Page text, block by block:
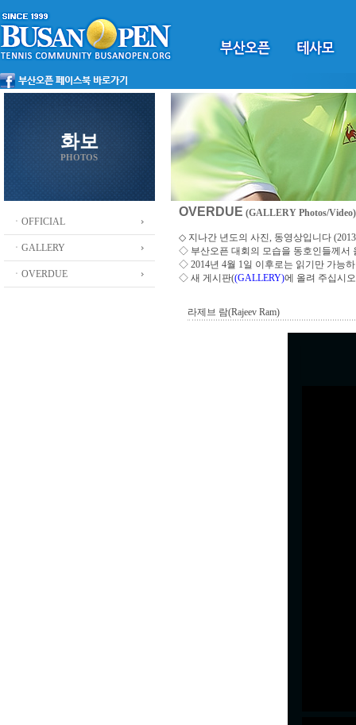
화보
PHOTOS
ㆍOFFICIAL
ㆍGALLERY
ㆍOVERDUE
OVERDUE (GALLERY Photos/Video)
◇ 지나간 년도의 사진, 동영상입니다
◇ 부산오픈 대회의 모습을 동호인들께서
◇ 2014년 4월 1일 이후로는 읽기만 가능
◇ 새 게시판((GALLERY)에 올려 주십시오
라제브 람(Rajeev Ram)